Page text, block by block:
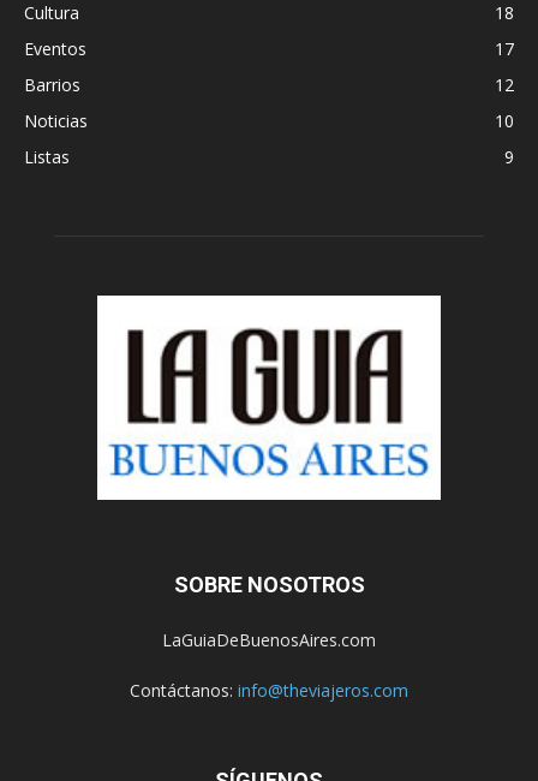
Cultura
18
Eventos
17
Barrios
12
Noticias
10
Listas
9
SOBRE NOSOTROS
LaGuiaDeBuenosAires.com
Contáctanos: info@theviajeros.com